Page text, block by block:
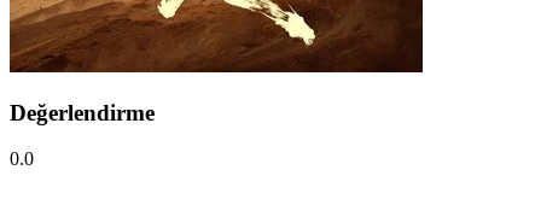
Değerlendirme
0.0